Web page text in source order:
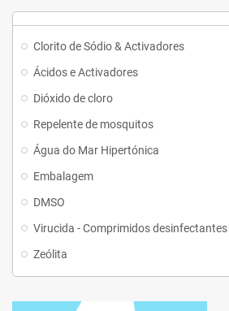
Clorito de Sódio & Activadores
Ácidos e Activadores
Dióxido de cloro
Repelente de mosquitos
Água do Mar Hipertónica
Embalagem
DMSO
Virucida - Comprimidos
Zeólita